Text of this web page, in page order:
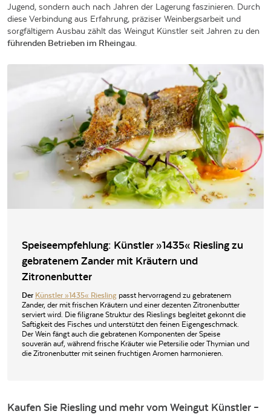
Jugend, sondern auch nach Jahren der Lagerung faszinieren. Durch
diese Verbindung aus Erfahrung, präziser Weinbergsarbeit und
sorgfältigem Ausbau zählt das Weingut Künstler seit Jahren zu den
führenden Betrieben im Rheingau
Speiseempfehlung: Künstler »1435« Riesling zu
gebratenem Zander mit Kräutern und
Zitronenbutter
Der Künstler »1435« Riesling passt hervorragend zu gebratenem
Zander, der mit frischen Kräutern und einer dezenten Zitronenbutter
serviert wird. Die filigrane Struktur des Rieslings begleitet gekonnt die
Saftigkeit des Fisches und unterstützt den feinen Eigengeschmack.
Der Wein fängt auch die gebratenen Komponenten der Speise
souverän auf, während frische Kräuter wie Petersilie oder Thymian und
die Zitronenbutter mit seinen fruchtigen Aromen harmonieren.
Kaufen Sie Riesling und mehr vom Weingut Künstler –